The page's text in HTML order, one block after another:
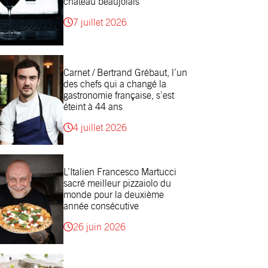
7 juillet 2026
Carnet / Bertrand Grébaut, l’un
des chefs qui a changé la
gastronomie française, s’est
éteint à 44 ans
4 juillet 2026
L’Italien Francesco Martucci
sacré meilleur pizzaiolo du
monde pour la deuxième
année consécutive
26 juin 2026